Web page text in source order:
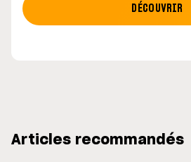
DÉCOUVRIR
Articles recommandés